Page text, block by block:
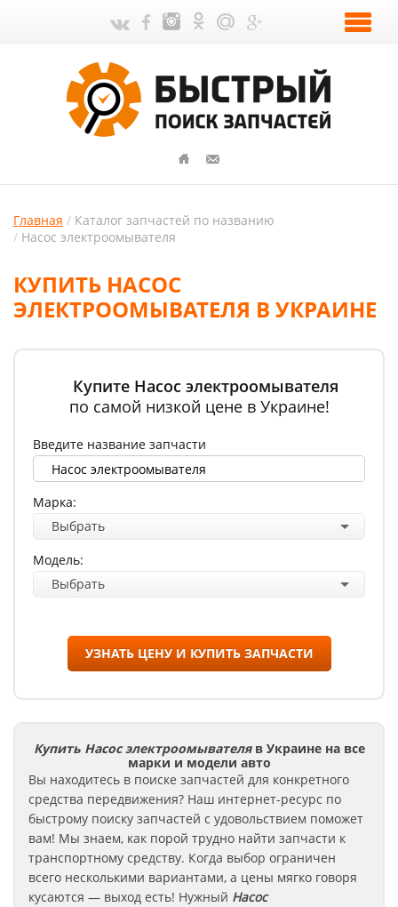
Главная
Каталог запчастей по названию
Насос электроомывателя
КУПИТЬ НАСОС
ЭЛЕКТРООМЫВАТЕЛЯ В УКРАИНЕ
Купите Насос электроомывателя
по самой низкой цене в Украине!
Введите название запчасти
Марка:
Выбрать
Модель:
Выбрать
УЗНАТЬ ЦЕНУ И КУПИТЬ ЗАПЧАСТИ
Купить Насос электроомывателя в Украине на все
марки и модели авто
Вы находитесь в поиске запчастей для конкретного
средства передвижения? Наш интернет-ресурс по
быстрому поиску запчастей с удовольствием поможет
вам! Мы знаем, как порой трудно найти запчасти к
транспортному средству. Когда выбор ограничен
всего несколькими вариантами, а цены мягко говоря
кусаются — выход есть! Нужный Насос